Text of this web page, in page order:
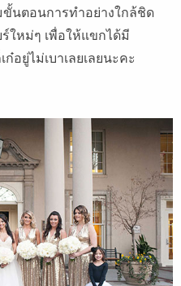
นตอนการทำอย่างใกล้ชิด
ใหม่ๆ เพื่อให้แขกได้มี
ยู่ไม่เบาเลยเลยนะคะ